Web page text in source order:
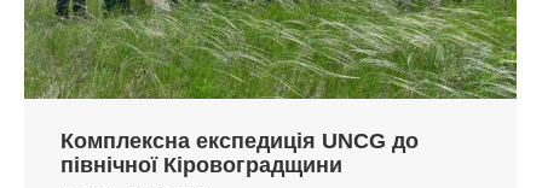
Комплексна експедиція UNCG до
північної Кіровоградщини